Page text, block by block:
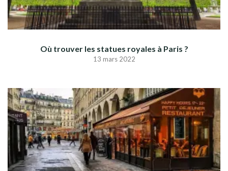
Où trouver les statues royales à Paris ?
13 mars 2022